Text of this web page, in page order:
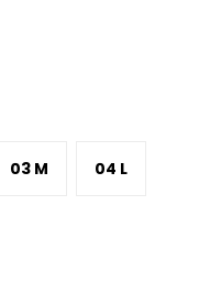
03 M 04 L